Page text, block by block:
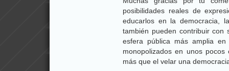
posibilidades reales de
educarlos en la democracia,
también pueden contribuir con
esfera pública más amplia
monopolizados en unos
más que el velar una